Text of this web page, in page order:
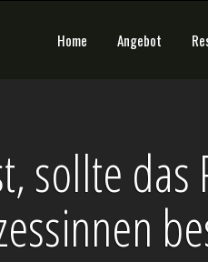
Home Angebot
sollte